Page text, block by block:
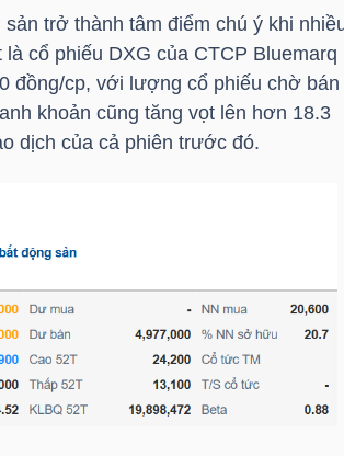
trở thành tâm điểm chú ý khi
là cổ phiếu DXG của CTCP Bluemarq
đồng/cp, với lượng cổ phiếu chờ bán
khoản cũng tăng vọt lên hơn 18.3
dịch của cả phiên trước đó.